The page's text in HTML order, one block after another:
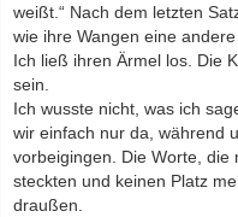
weißt.“ Nach dem letzten
wie ihre Wangen eine
Ich ließ ihren Ärmel los. Die
sein.
Ich wusste nicht, was ich
wir einfach nur da, während
vorbeigingen. Die Worte, die
steckten und keinen Platz
draußen.